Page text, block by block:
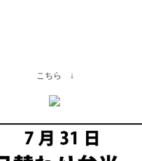
こちら ↓